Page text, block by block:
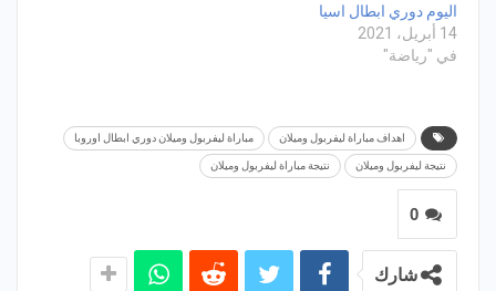
اليوم دوري ابطال اسيا
14 أبريل، 2021
في "رياضة"
اهداف مباراة ليفربول وميلان مباراة ليفربول وميلان دوري ابطال اوروبا
نتيجة ليفربول وميلان نتيجة مباراة ليفربول وميلان
0
شارك